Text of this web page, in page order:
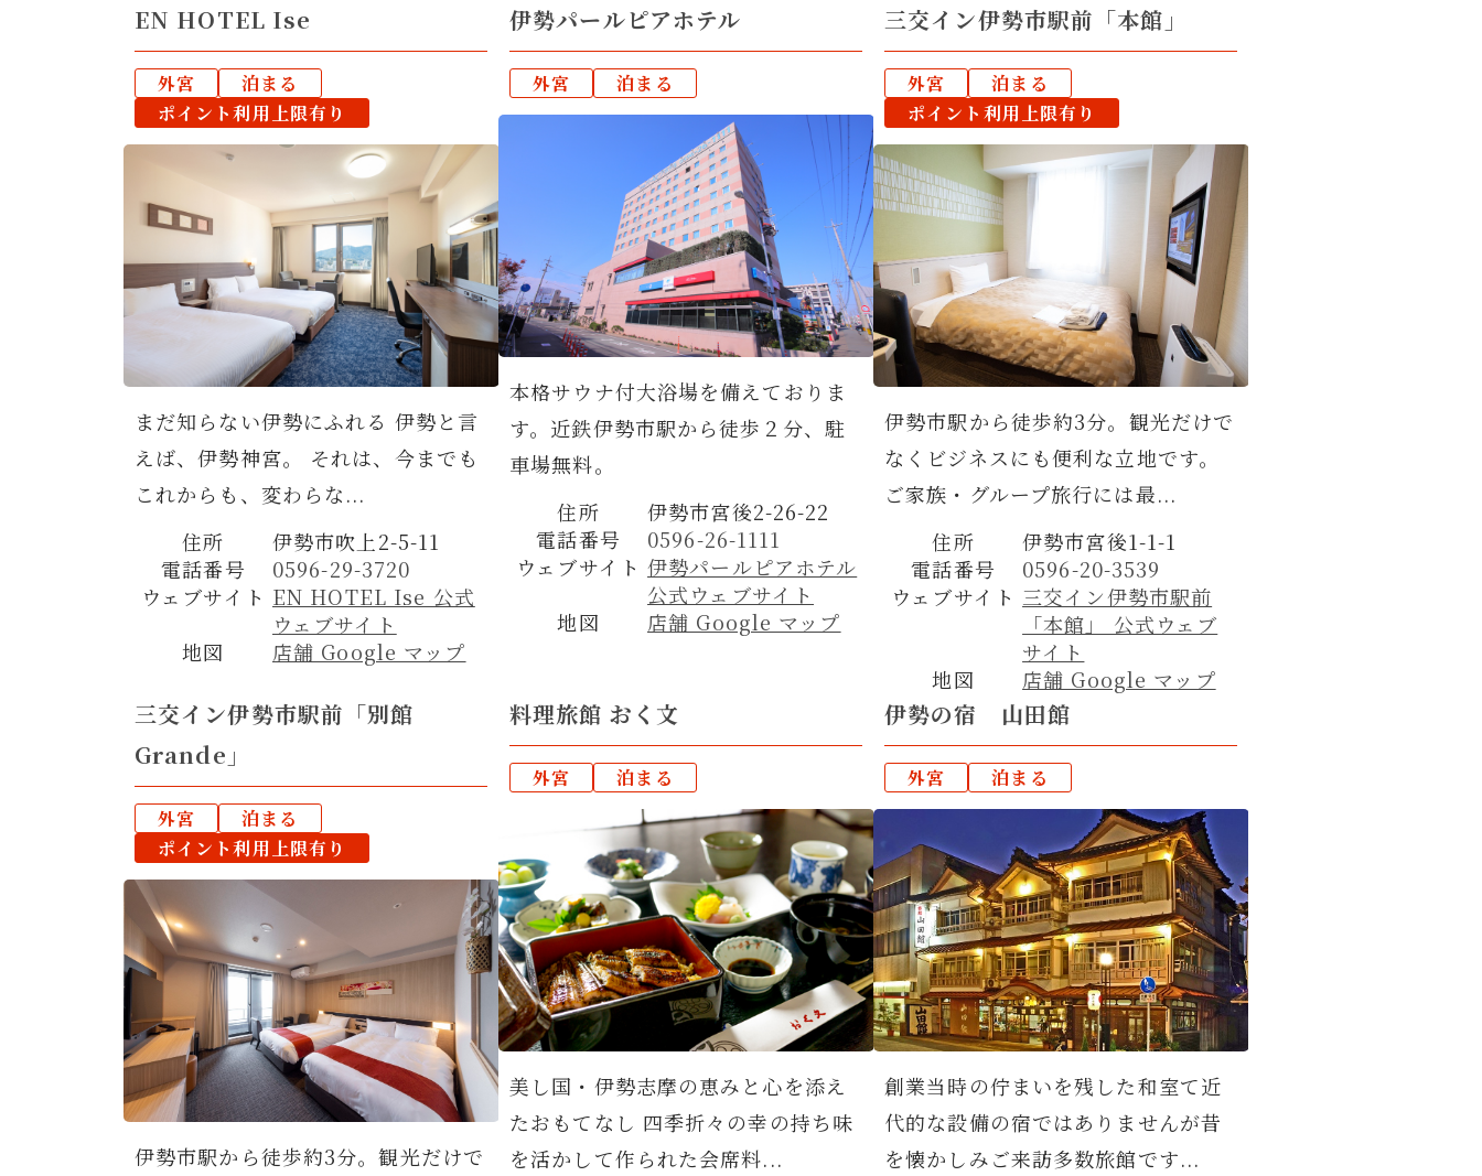
EN HOTEL Ise
外宮
泊まる
ポイント利用上限有り
まだ知らない伊勢にふれる 伊勢と言
えば、伊勢神宮。 それは、今までも
これからも、変わらな...
住所
伊勢市吹上2-5-11
電話番号
0596-29-3720
ウェブサイト EN HOTEL Ise 公式
ウェブサイト
地図
店舗 Google マップ
伊勢パールピアホテル
外宮 泊まる
本格サウナ付大浴場を備えておりま
す。近鉄伊勢市駅から徒歩２分、駐
車場無料。
住所
伊勢市宮後2-26-22
電話番号
0596-26-1111
ウェブサイト 伊勢パールピアホテル
公式ウェブサイト
地図
店舗 Google マップ
三交イン伊勢市駅前「本館」
外宮
泊まる
ポイント利用上限有り
伊勢市駅から徒歩約3分。観光だけで
なくビジネスにも便利な立地です。
ご家族・グループ旅行には最...
住所
伊勢市宮後1-1-1
電話番号
0596-20-3539
ウェブサイト 三交イン伊勢市駅前
「本館」 公式ウェブ
サイト
地図
店舗 Google マップ
三交イン伊勢市駅前「別館
Grande」
外宮
泊まる
ポイント利用上限有り
伊勢市駅から徒歩約3分。観光だけで
料理旅館 おく文
外宮 泊まる
美し国・伊勢志摩の恵みと心を添え
たおもてなし 四季折々の幸の持ち味
を活かして作られた会席料...
伊勢の宿 山田館
外宮 泊まる
創業当時の佇まいを残した和室て近
代的な設備の宿ではありませんが昔
を懐かしみご来訪多数旅館です...